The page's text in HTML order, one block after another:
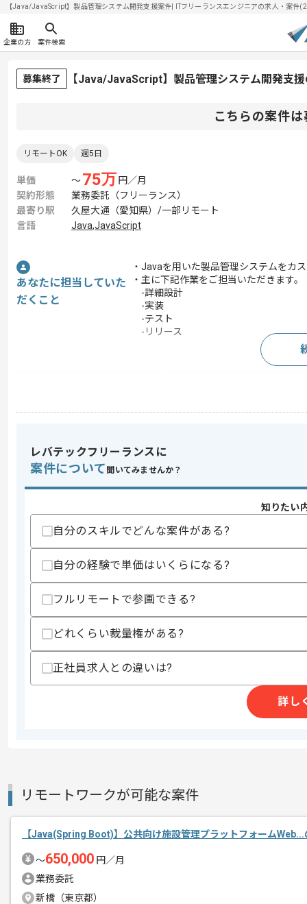
【Java/JavaScript】製品管理システム開発支援案件| ITフリーランスエンジニアの求人・案件
企業の方 案件検索
募集終了 【Java/JavaScript】製品管理システム開発支
こちらの案件
リモートOK 週5日
単価 〜75万 円／月
契約形態
業務委託（フリーランス）
最寄り駅
久屋大通（愛知県）/一部リモート
言語
Java,JavaScript
あなたに担当していた
だくこと
・Javaを用いた製品管理システムをカ
・主に下記作業をご担当いただきます。
-詳細設計
-実装
-テスト
-リリース
スキルに不安がある方へ
精算・お支払い
支払いサイト
15日
その他募集要項
作業開始日
本企業様は東海エリアを中心に多数の
※リモート頻度は習熟度や状況に応じて
レバテックからの参画実績が豊富な企
レバテックフリーランスに
案件について 聞いてみませんか？
知りたい
自分のスキルでどんな案件がある?
自分の経験で単価はいくらになる?
フルリモートで参画できる?
どれくらい裁量権がある?
正社員求人との違いは?
詳し
リモートワークが可能な案件
【Java(Spring Boot)】公共向け施設管理プラットフォーム
〜650,000 円／月
業務委託
新橋（東京都）